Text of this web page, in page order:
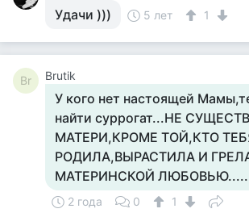
Удачи ))) 5 лет 1
Br Brutik
У кого нет настоящей
найти суррогат...НЕ
МАТЕРИ,КРОМЕ ТОЙ,КТО
РОДИЛА,ВЫРАСТИЛА И
МАТЕРИНСКОЙ
2 года 0 1